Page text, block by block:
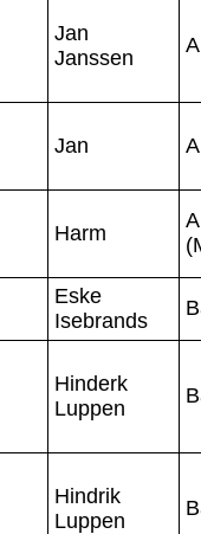
Jan
Janssen
Jan
Harm
Eske
Isebrands
Hinderk
Luppen
Hindrik
Luppen